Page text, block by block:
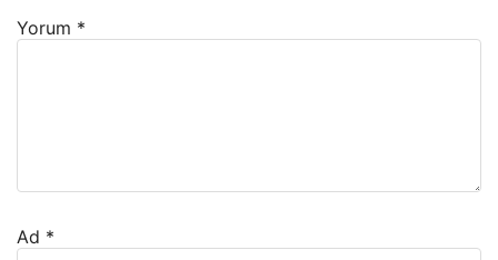
Yorum *
Ad *